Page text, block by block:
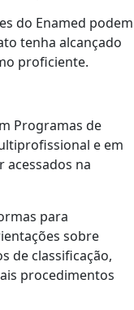
do Enamed podem
tenha alcançado
proficiente.
Programas de
e em
acessados na
para
sobre
de classificação,
procedimentos